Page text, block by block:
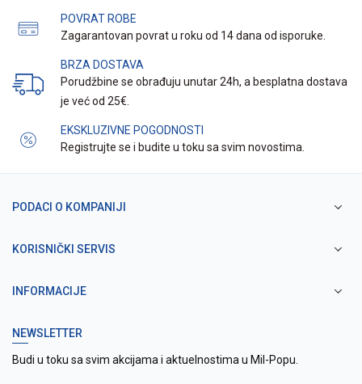
POVRAT ROBE
Zagarantovan povrat u roku od 14 dana od isporuke.
BRZA DOSTAVA
Porudžbine se obrađuju unutar 24h, a besplatna dostava
je već od 25€.
EKSKLUZIVNE POGODNOSTI
Registrujte se i budite u toku sa svim novostima.
PODACI O KOMPANIJI
KORISNIČKI SERVIS
INFORMACIJE
NEWSLETTER
Budi u toku sa svim akcijama i aktuelnostima u Mil-Popu.